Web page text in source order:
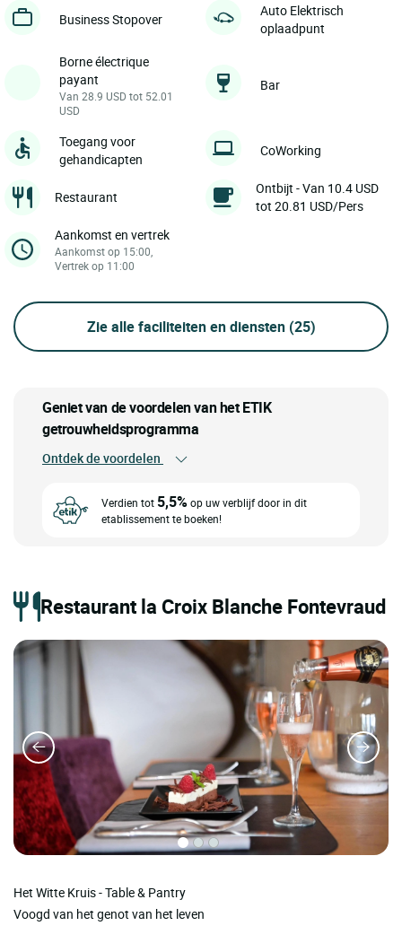
Business Stopover
Auto Elektrisch
oplaadpunt
Borne électrique
payant
Van 28.9 USD tot 52.01
USD
Bar
Toegang voor
gehandicapten
CoWorking
Restaurant
Ontbijt - Van 10.4 USD
tot 20.81 USD/Pers
Aankomst en vertrek
Aankomst op 15:00,
Vertrek op 11:00
Zie alle faciliteiten en diensten (25)
Geniet van de voordelen van het ETIK
getrouwheidsprogramma
Ontdek de voordelen
Verdien tot 5,5%op uw verblijf door in dit
etablissement te boeken!
Restaurant la Croix Blanche Fontevraud
Het Witte Kruis - Table & Pantry
Voogd van het genot van het leven